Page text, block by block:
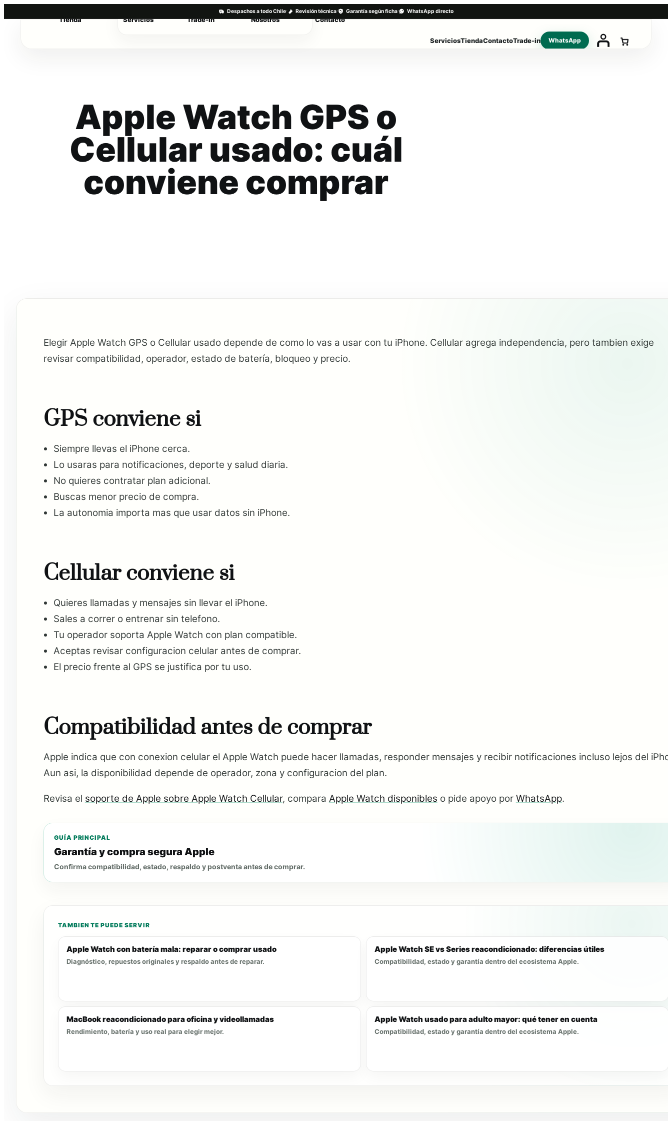
Despachos a todo Chile· Revisión técnica· Garantía según ficha· WhatsApp directo
ServiciosTiendaContactoTrade-in WhatsApp
Tienda Servicios Trade-in Nosotros Contacto
Apple Watch GPS o
Cellular usado: cuál
conviene comprar
Elegir Apple Watch GPS o Cellular usado depende de como lo vas a usar con tu iPhone. Cellular agrega independencia, pero tambien exige
revisar compatibilidad, operador, estado de batería, bloqueo y precio.
GPS conviene si
Siempre llevas el iPhone cerca.
Lo usaras para notificaciones, deporte y salud diaria.
No quieres contratar plan adicional.
Buscas menor precio de compra.
La autonomia importa mas que usar datos sin iPhone.
Cellular conviene si
Quieres llamadas y mensajes sin llevar el iPhone.
Sales a correr o entrenar sin telefono.
Tu operador soporta Apple Watch con plan compatible.
Aceptas revisar configuracion celular antes de comprar.
El precio frente al GPS se justifica por tu uso.
Compatibilidad antes de comprar
Apple indica que con conexion celular el Apple Watch puede hacer llamadas, responder mensajes y recibir notificaciones incluso lejos del
Aun asi, la disponibilidad depende de operador, zona y configuracion del plan.
Revisa el soporte de Apple sobre Apple Watch Cellular, compara Apple Watch disponibles o pide apoyo por WhatsApp.
GUÍA PRINCIPAL
Garantía y compra segura Apple
Confirma compatibilidad, estado, respaldo y postventa antes de comprar.
TAMBIEN TE PUEDE SERVIR
Apple Watch con batería mala: reparar o comprar usado
Diagnóstico, repuestos originales y respaldo antes de reparar.
Apple Watch SE vs Series reacondicionado: diferencias útiles
Compatibilidad, estado y garantía dentro del ecosistema Apple.
MacBook reacondicionado para oficina y videollamadas
Rendimiento, batería y uso real para elegir mejor.
Apple Watch usado para adulto mayor: qué tener en cuenta
Compatibilidad, estado y garantía dentro del ecosistema Apple.